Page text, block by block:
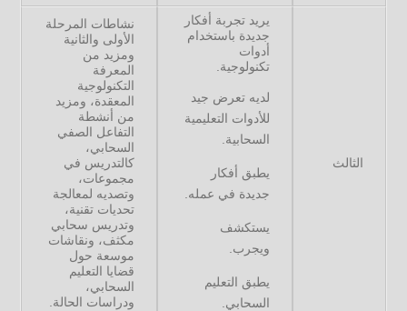
الثالث
يريد تجربة أفكار
جديدة باستخدام
أدوات
تكنولوجية.
لديه تعرض جيد
للأدوات التعليمية
السحابية.
يطبق أفكار
جديدة في عمله.
يستكشف
ويجرب.
يطبق التعليم
السحابي.
نشاطات المرحلة
الأولى والثانية
ومزيد من
المعرفة
التكنولوجية
المعقدة، ومزيد
من أنشطة
التفاعل الصفي
السحابي،
كالتدريس في
مجموعات،
وتصديه لمعالجة
تحديات تقنية،
وتدريس سحابي
مكثف، ونقاشات
موسعة حول
قضايا التعليم
السحابي،
ودراسات الحالة.